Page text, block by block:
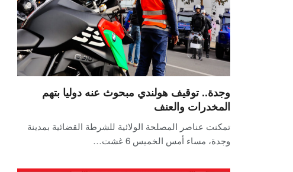
وجدة.. توقيف هولندي مبحوث عنه دوليا بتهم
المخدرات والعنف
تمكنت عناصر المصلحة الولائية للشرطة القضائية بمدينة
وجدة، مساء أمس الخميس 6 غشت…